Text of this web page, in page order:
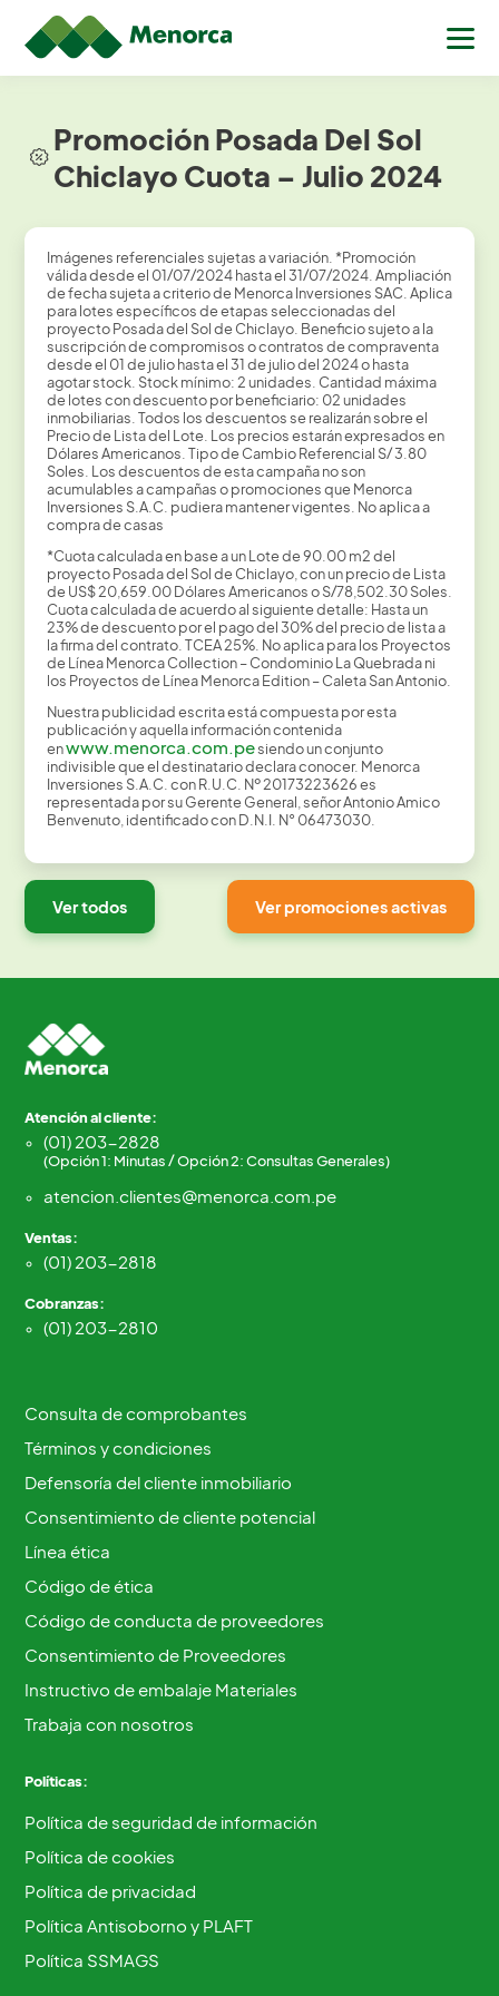
Promoción Posada Del Sol
Chiclayo Cuota – Julio 2024
Imágenes referenciales sujetas a variación. *Promoción
válida desde el 01/07/2024 hasta el 31/07/2024. Ampliación
de fecha sujeta a criterio de Menorca Inversiones SAC. Aplica
para lotes específicos de etapas seleccionadas del
proyecto Posada del Sol de Chiclayo. Beneficio sujeto a la
suscripción de compromisos o contratos de compraventa
desde el 01 de julio hasta el 31 de julio del 2024 o hasta
agotar stock. Stock mínimo: 2 unidades. Cantidad máxima
de lotes con descuento por beneficiario: 02 unidades
inmobiliarias. Todos los descuentos se realizarán sobre el
Precio de Lista del Lote. Los precios estarán expresados en
Dólares Americanos. Tipo de Cambio Referencial S/ 3.80
Soles. Los descuentos de esta campaña no son
acumulables a campañas o promociones que Menorca
Inversiones S.A.C. pudiera mantener vigentes. No aplica a
compra de casas
*Cuota calculada en base a un Lote de 90.00 m2 del
proyecto Posada del Sol de Chiclayo, con un precio de Lista
de US$ 20,659.00 Dólares Americanos o S/78,502.30 Soles.
Cuota calculada de acuerdo al siguiente detalle: Hasta un
23% de descuento por el pago del 30% del precio de lista a
la firma del contrato. TCEA 25%. No aplica para los Proyectos
de Línea Menorca Collection – Condominio La Quebrada ni
los Proyectos de Línea Menorca Edition – Caleta San Antonio.
Nuestra publicidad escrita está compuesta por esta
publicación y aquella información contenida
enwww.menorca.com.pesiendo un conjunto
indivisible que el destinatario declara conocer. Menorca
Inversiones S.A.C. con R.U.C. Nº 20173223626 es
representada por su Gerente General, señor Antonio Amico
Benvenuto, identificado con D.N.I. N° 06473030.
Ver todos Ver promociones activas
Atención al cliente:
(01) 203-2828
(Opción 1: Minutas / Opción 2: Consultas Generales)
atencion.clientes@menorca.com.pe
Ventas:
(01) 203-2818
Cobranzas:
(01) 203-2810
Consulta de comprobantes
Términos y condiciones
Defensoría del cliente inmobiliario
Consentimiento de cliente potencial
Línea ética
Código de ética
Código de conducta de proveedores
Consentimiento de Proveedores
Instructivo de embalaje Materiales
Trabaja con nosotros
Políticas:
Política de seguridad de información
Política de cookies
Política de privacidad
Política Antisoborno y PLAFT
Política SSMAGS